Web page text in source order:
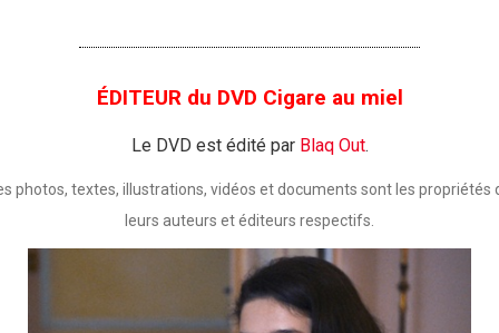
ÉDITEUR du DVD Cigare au miel
Le DVD est édité par Blaq Out.
photos, textes, illustrations, vidéos et documents sont les propriétés
leurs auteurs et éditeurs respectifs.